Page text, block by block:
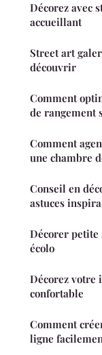
Décorez avec
accueillant
Street art
découvrir
Comment
de rangement
Comment
une chambre
Conseil en
astuces
Décorer petite
écolo
Décorez votre
confortable
Comment
ligne